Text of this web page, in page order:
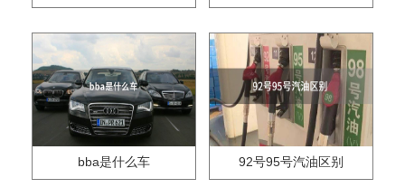
bba是什么车 92号95号汽油区别